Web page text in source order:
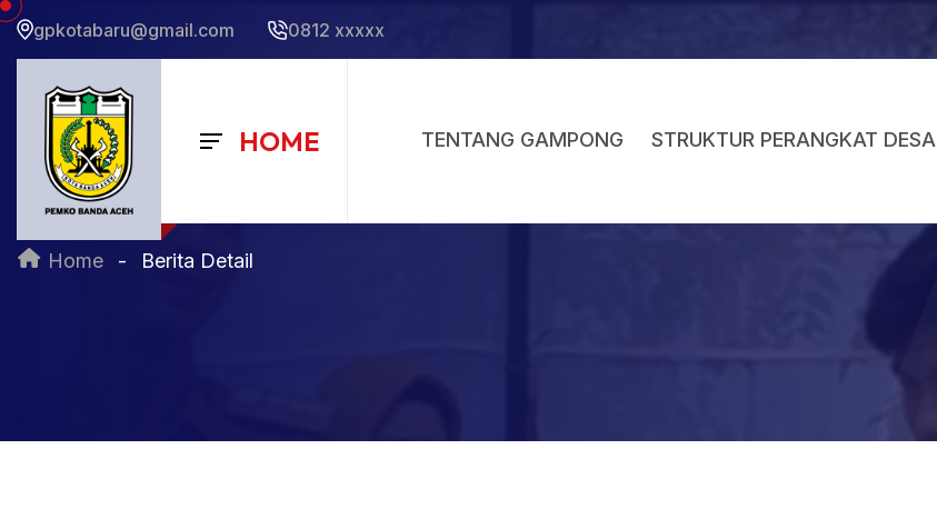
gpkotabaru@gmail.com 0812 xxxxx
HOME TENTANG GAMPONG STRUKTUR PERANGKAT DESA
Berita Detail
Home Berita Detail